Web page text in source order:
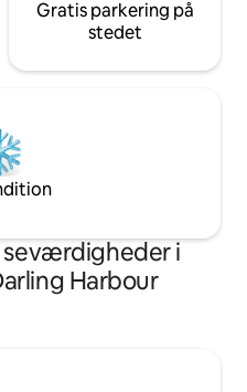
Gratis parkering på
stedet
i
Harbour